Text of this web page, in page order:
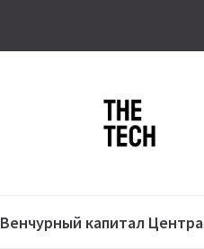
Венчурный капитал